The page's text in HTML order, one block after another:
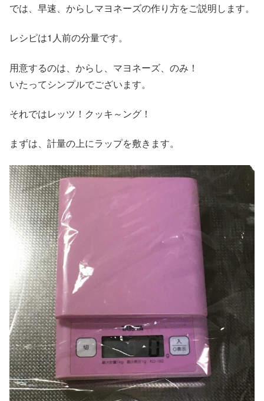
では、早速、からしマヨネーズの作り方をご説明します。
レシピは1人前の分量です。
用意するのは、からし、マヨネーズ、のみ！
いたってシンプルでございます。
それではレッツ！クッキ～ング！
まずは、計量の上にラップを敷きます。